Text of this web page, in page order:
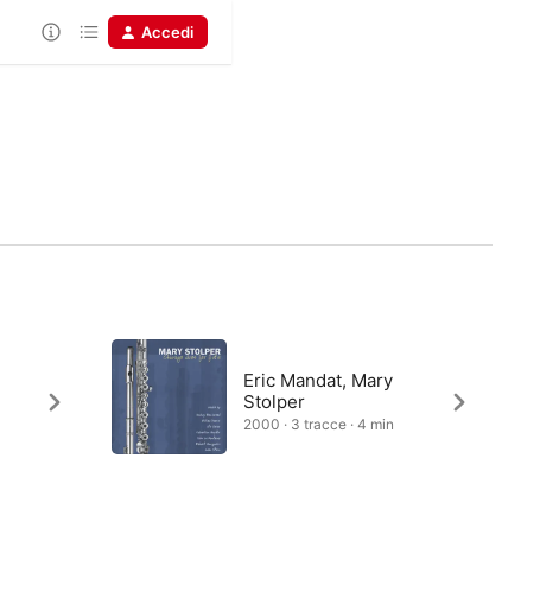
Accedi
Eric Mandat, Mary
Stolper
2000 · 3 tracce · 4 min